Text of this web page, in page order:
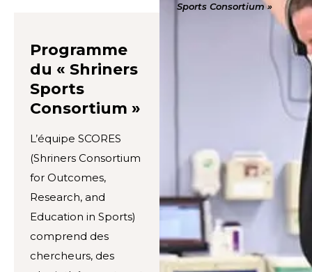
Sports Consortium »
Programme
du « Shriners
Sports
Consortium »
L’équipe SCORES
(Shriners Consortium
for Outcomes,
Research, and
Education in Sports)
comprend des
chercheurs, des